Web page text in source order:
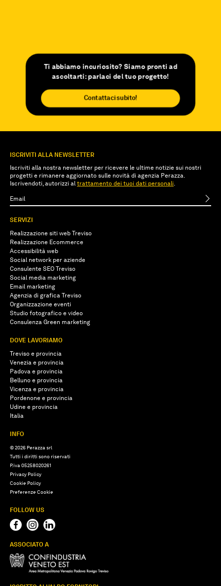
Ti abbiamo incuriosito? Siamo pronti ad
ascoltarti: parlaci del tuo progetto!
Contattaci subito!
ISCRIVITI ALLA NEWSLETTER
Iscriviti alla nostra newsletter per ricevere le ultime notizie sui nostri
progetti e rimanere aggiornato sulle novità di agenzia Perazza.
Iscrivendoti, autorizzi al trattamento dei tuoi dati personali
SERVIZI
Realizzazione siti web Treviso
Realizzazione Ecommerce
Accessibilità web
Social network per aziende
Consulente SEO Treviso
Social media marketing
Email marketing
Agenzia di grafica Treviso
Organizzazione eventi
Studio fotografico e video
Consulenza Green marketing
DOVE LAVORIAMO
Treviso e provincia
Venezia e provincia
Padova e provincia
Belluno e provincia
Vicenza e provincia
Pordenone e provincia
Udine e provincia
Italia
INFO
© 2026 Perazza srl
Tutti i diritti sono riservati
P.iva 05258020261
Privacy Policy
Cookie Policy
Preferenze Cookie
FOLLOW US
ASSOCIATO A